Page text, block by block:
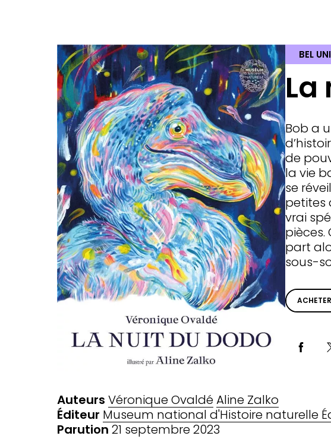
BEL
La
Bob a
de
la vie
se
petites
vrai
pièces.
part
sous-
ACHETER
Auteurs Véronique OvaldéAline Zalko
Éditeur Museum national d'Histoire naturelle
Parution 21 septembre 2023